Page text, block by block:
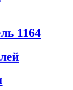
1164